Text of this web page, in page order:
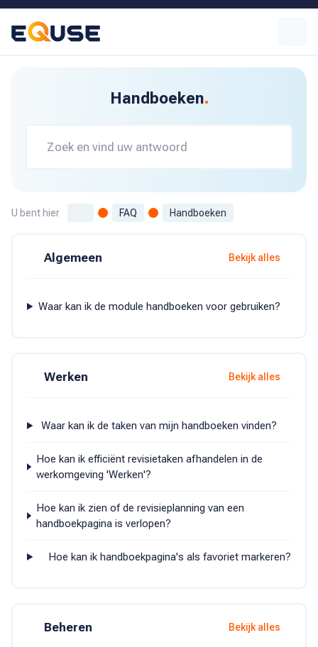
Handboeken
U bent hier FAQ Handboeken
Algemeen Bekijk alles
Waar kan ik de module handboeken voor gebruiken?
Werken Bekijk alles
Waar kan ik de taken van mijn handboeken vinden?
Hoe kan ik efficiënt revisietaken afhandelen in de
werkomgeving 'Werken'?
Hoe kan ik zien of de revisieplanning van een
handboekpagina is verlopen?
Hoe kan ik handboekpagina's als favoriet markeren?
Beheren Bekijk alles